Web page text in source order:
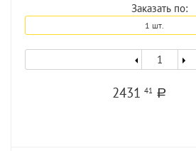
Заказать по:
1 шт.
243141 a